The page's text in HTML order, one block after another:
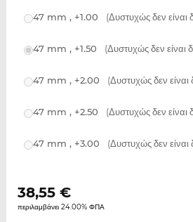
47 mm , +1.00 (Δυστυχώς δεν είναι
47 mm , +1.50 (Δυστυχώς δεν είναι
47 mm , +2.00 (Δυστυχώς δεν είναι
47 mm , +2.50 (Δυστυχώς δεν είναι
47 mm , +3.00 (Δυστυχώς δεν είναι
38,55€
περιλαμβάνει 24.00% ΦΠΑ